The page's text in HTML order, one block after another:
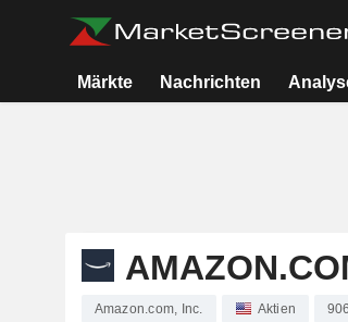
Märkte Nachrichten
Amazon.com, Inc. Aktien